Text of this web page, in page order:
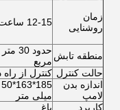
زمان
روشنایی
12-15 ساعت روشنایی مداوم
منطقه تابش
حدود 30 متر
مربع
حالت کنترل کنترل از راه
اندازه بدن
لامپ
185*163*50
میلی متر
کاربرد
باغ